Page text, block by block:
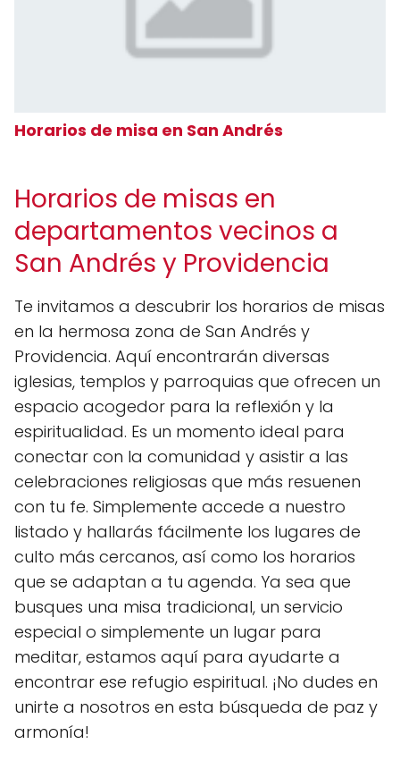
Horarios de misa en San Andrés
Horarios de misas en
departamentos vecinos a
San Andrés y Providencia
Te invitamos a descubrir los horarios de misas
en la hermosa zona de San Andrés y
Providencia. Aquí encontrarán diversas
iglesias, templos y parroquias que ofrecen un
espacio acogedor para la reflexión y la
espiritualidad. Es un momento ideal para
conectar con la comunidad y asistir a las
celebraciones religiosas que más resuenen
con tu fe. Simplemente accede a nuestro
listado y hallarás fácilmente los lugares de
culto más cercanos, así como los horarios
que se adaptan a tu agenda. Ya sea que
busques una misa tradicional, un servicio
especial o simplemente un lugar para
meditar, estamos aquí para ayudarte a
encontrar ese refugio espiritual. ¡No dudes en
unirte a nosotros en esta búsqueda de paz y
armonía!